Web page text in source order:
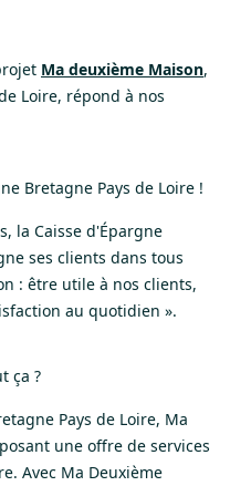
Ma deuxième Maison,
Loire, répond à nos
Bretagne Pays de Loire !
la Caisse d'Épargne
ses clients dans tous
: être utile à nos clients,
au quotidien ».
ça ?
Pays de Loire, Ma
une offre de services
Avec Ma Deuxième